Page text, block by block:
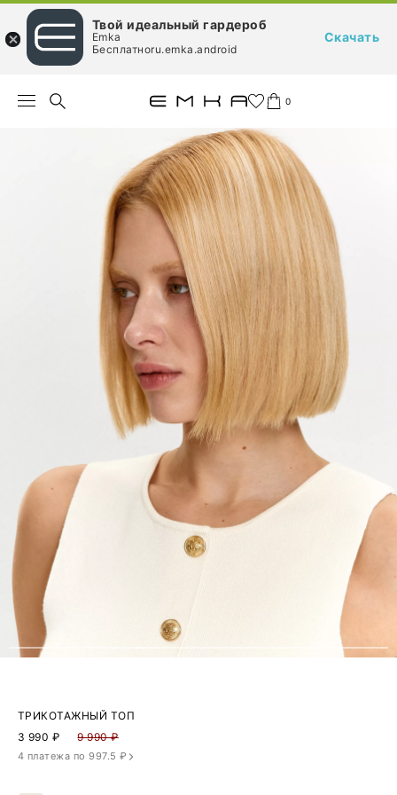
0
ТРИКОТАЖНЫЙ ТОП
3 990 ₽ 9 990 ₽
4 платежа по 997.5 ₽
Твой идеальный гардероб
Emka
Бесплатноru.emka.android
Скачать